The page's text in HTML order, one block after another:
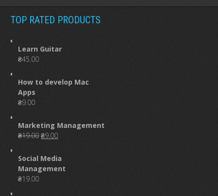
TOP RATED PRODUCTS
Learn Guitar
₴45.00
How to develop Mac
Apps
₴9.00
Marketing Management
₴19.00Original
was:
₴19.00.
₴9.00Current
is:
₴9.00.
Social Media
Management
₴19.00